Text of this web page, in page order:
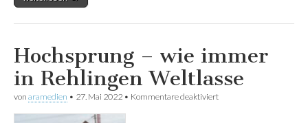
Hochsprung – wie immer
in Rehlingen Weltlasse
von aramedien • 27. Mai 2022 • Kommentare deaktiviert